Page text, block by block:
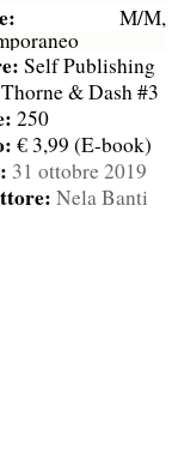
M/M,
Self Publishing
Thorne & Dash #3
250
€ 3,99 (E-book)
31 ottobre 2019
Nela Banti